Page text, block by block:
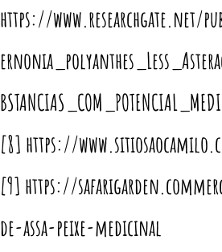
https://www.researchgate.net/
[8] https://
[9] https://
de-assa-peixe-medicinal